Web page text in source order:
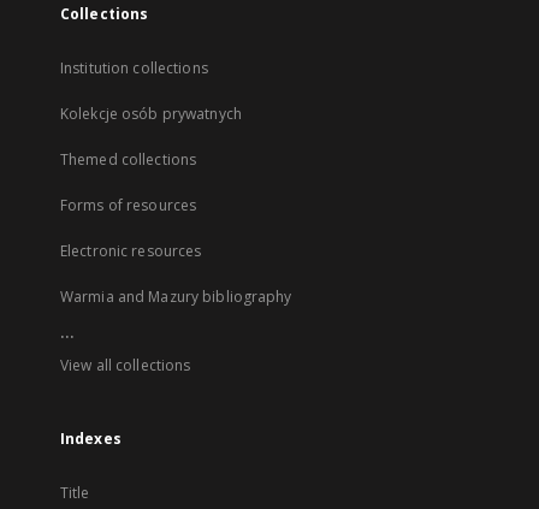
Collections
Institution collections
Kolekcje osób prywatnych
Themed collections
Forms of resources
Electronic resources
Warmia and Mazury bibliography
...
View all collections
Indexes
Title